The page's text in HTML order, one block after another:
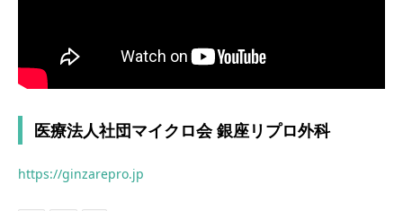
医療法人社団マイクロ会 銀座リプロ外科
https://ginzarepro.jp